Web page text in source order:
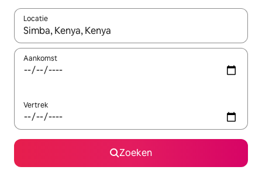
Locatie
Wanneer er resultaten beschikbaar zijn, maak je een keuze
Aankomst
Vertrek
Zoeken